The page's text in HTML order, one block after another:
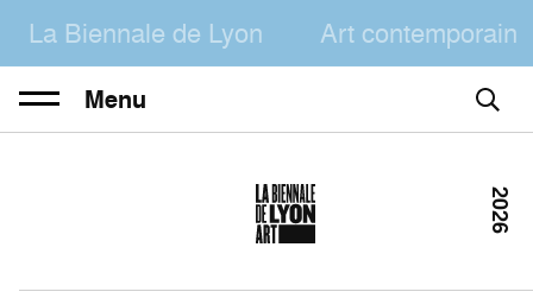
La Biennale de Lyon Art contemporain
Menu
2026